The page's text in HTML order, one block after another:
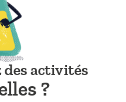
des activités
?